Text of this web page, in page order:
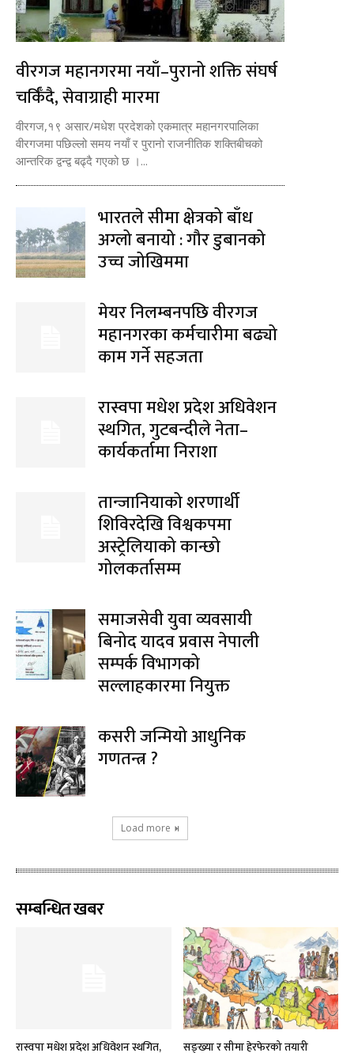
वीरगज महानगरमा नयाँ–पुरानो शक्ति संघर्ष
चर्किँदै, सेवाग्राही मारमा
वीरगज,१९ असार/मधेश प्रदेशको एकमात्र महानगरपालिका
वीरगजमा पछिल्लो समय नयाँ र पुरानो राजनीतिक शक्तिबीचको
आन्तरिक द्वन्द्व बढ्दै गएको छ ।...
भारतले सीमा क्षेत्रको बाँध
अग्लो बनायो : गौर डुबानको
उच्च जोखिममा
मेयर निलम्बनपछि वीरगज
महानगरका कर्मचारीमा बढ्यो
काम गर्ने सहजता
रास्वपा मधेश प्रदेश अधिवेशन
स्थगित, गुटबन्दीले नेता–
कार्यकर्तामा निराशा
तान्जानियाको शरणार्थी
शिविरदेखि विश्वकपमा
अस्ट्रेलियाको कान्छो
गोलकर्तासम्म
समाजसेवी युवा व्यवसायी
बिनोद यादव प्रवास नेपाली
सम्पर्क विभागको
सल्लाहकारमा नियुक्त
कसरी जन्मियो आधुनिक
गणतन्त्र ?
Load more
सम्बन्धित खबर
रास्वपा मधेश प्रदेश अधिवेशन स्थगित,
सङ्ख्या र सीमा हेरफेरको तयारी